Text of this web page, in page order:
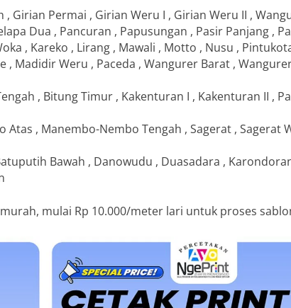
, Girian Permai , Girian Weru I , Girian Weru II ,
Dua , Pancuran , Papusungan , Pasir Panjang ,
, Kareko , Lirang , Mawali , Motto , Nusu ,
, Madidir Weru , Paceda , Wangurer Barat ,
, Bitung Timur , Kakenturan I , Kakenturan II ,
, Manembo-Nembo Tengah , Sagerat , Sagerat
Bawah , Danowudu , Duasadara ,
mulai Rp 10.000/meter lari untuk proses